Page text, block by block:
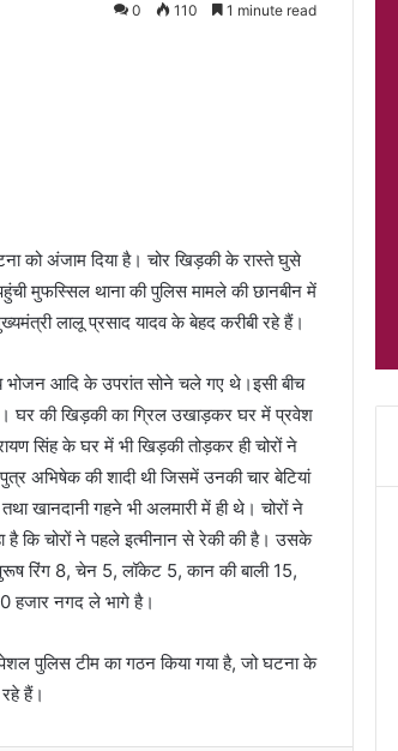
0 110 1 minute read
को अंजाम दिया है। चोर खिड़की के रास्ते घुसे
मुफस्सिल थाना की पुलिस मामले की छानबीन में
लालू प्रसाद यादव के बेहद करीबी रहे हैं।
भोजन आदि के उपरांत सोने चले गए थे।इसी बीच
घर की खिड़की का ग्रिल उखाड़कर घर में प्रवेश
सिंह के घर में भी खिड़की तोड़कर ही चोरों ने
अभिषेक की शादी थी जिसमें उनकी चार बेटियां
खानदानी गहने भी अलमारी में ही थे। चोरों ने
है कि चोरों ने पहले इत्मीनान से रेकी की है। उसके
रिंग 8, चेन 5, लॉकेट 5, कान की बाली 15,
हजार नगद ले भागे है।
पुलिस टीम का गठन किया गया है, जो घटना के
हैं।